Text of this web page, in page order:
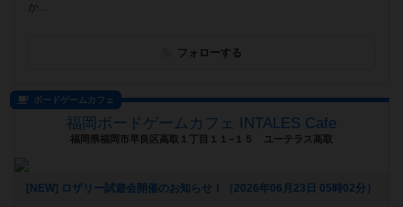
か...
フォローする
ボードゲームカフェ
福岡ボードゲームカフェ INTALES Cafe
福岡県福岡市早良区高取１丁目１１−１５ ユーテラス高取
[NEW] ロザリー試遊会開催のお知らせ！（2026年06月23日 05時02分）